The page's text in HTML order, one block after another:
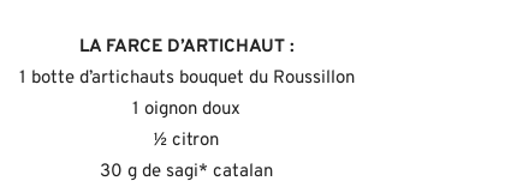
LA FARCE D’ARTICHAUT :
1 botte d’artichauts bouquet du Roussillon
1 oignon doux
½ citron
30 g de sagi* catalan